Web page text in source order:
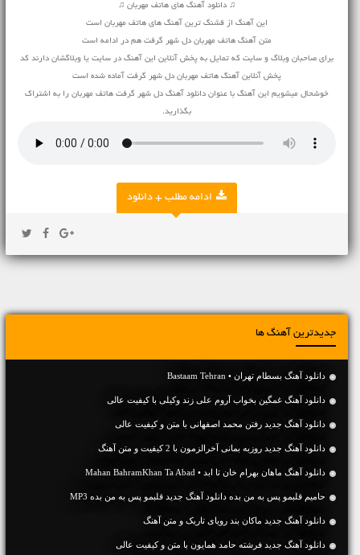
♫ دانلود آهنگ های هاتف مهربان ♫
این آهنگ از قشنگ ترین آهنگ های هاتف مهربان است
متن آهنگ هاتف مهربان دل شهر گرفت هم در ادامه است
برای صاحبان وبلاگ و سایت که تمایل به پخش آنلاین این آهنگ در سایت یا وبلاگشان دارند کد
پخش آنلاین آهنگ هاتف مهربان دل شهر گرفت آماده شده است
خوشحال میشویم این آهنگ با عنوان دانلود آهنگ دل شهر گرفت هاتف مهربان را به اشتراک
بگذارید.
ادامه مطلب + دانلود
جدیدترین آهنگ ها
دانلود آهنگ بسطام تهران • Bastaam Tehran
دانلود آهنگ غمگین بخواب آروم علی زند وکیلی با کیفیت عالی
دانلود آهنگ جديد رفتن محمد اصفهانی با متن و کیفیت عالی
دانلود آهنگ جديد روزبه بمانی آخرالزمون با 2 کیفیت و متن آهنگ
دانلود آهنگ ماهان بهرام خان تا ابد • Mahan BahramKhan Ta Abad
حامیم قلبمو پس به من بده دانلود آهنگ جدید قلبمو پس به من بده MP3
دانلود آهنگ جديد ماکان بند رویای تاریک و متن آهنگ
دانلود آهنگ جديد فرشته حامد همایون با متن و کیفیت عالی